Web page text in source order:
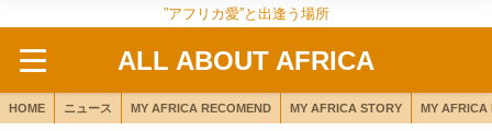
”アフリカ愛”と出逢う場所
ALL ABOUT AFRICA
HOME ニュース MY AFRICA RECOMEND MY AFRICA STORY MY AFRICA